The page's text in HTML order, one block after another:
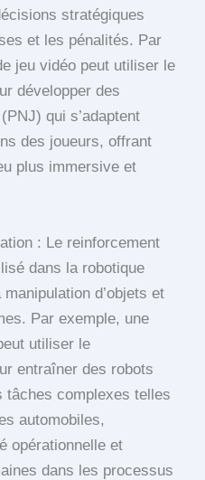
stratégiques
et les pénalités. Par
jeu vidéo peut utiliser le
développer des
qui s’adaptent
des joueurs, offrant
plus immersive et
: Le reinforcement
dans la robotique
d’objets et
Par exemple, une
utiliser le
entraîner des robots
tâches complexes telles
automobiles,
opérationnelle et
dans les processus